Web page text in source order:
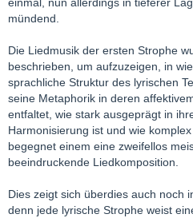
mündend.
Die Liedmusik der ersten Strophe
beschrieben, um aufzuzeigen, in
sprachliche Struktur des lyrischen
seine Metaphorik in deren
entfaltet, wie stark ausgeprägt in
Harmonisierung ist und wie
begegnet einem eine zweifellos
beeindruckende Liedkomposition.
Dies zeigt sich überdies auch noch
denn jede lyrische Strophe weist